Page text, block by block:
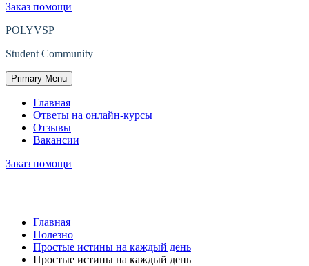
Заказ помощи
POLYVSP
Student Community
Primary Menu
Главная
Ответы на онлайн-курсы
Отзывы
Вакансии
Заказ помощи
Главная
Полезно
Простые истины на каждый день
Простые истины на каждый день